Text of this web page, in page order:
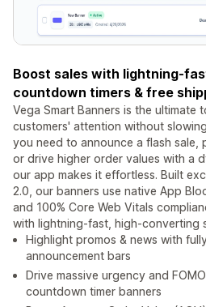
Boost sales with lightning-
countdown timers & free
Vega Smart Banners is the ultimate
customers' attention without
you need to announce a flash sale,
or drive higher order values with a
our app makes it effortless. Built
2.0, our banners use native App
and 100% Core Web Vitals
with lightning-fast, high-converting
Highlight promos & news with
announcement bars
Drive massive urgency and
countdown timer banners